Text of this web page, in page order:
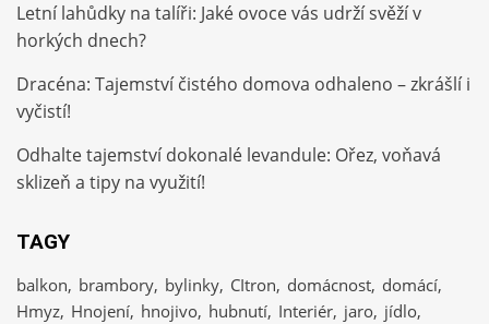
Letní lahůdky na talíři: Jaké ovoce vás udrží svěží v
horkých dnech?
Dracéna: Tajemství čistého domova odhaleno – zkrášlí i
vyčistí!
Odhalte tajemství dokonalé levandule: Ořez, voňavá
sklizeň a tipy na využití!
TAGY
balkon brambory bylinky CItron domácnost domácí
Hmyz Hnojení hnojivo hubnutí Interiér jaro jídlo